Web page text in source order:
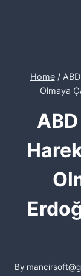
Home /
Olmaya
By